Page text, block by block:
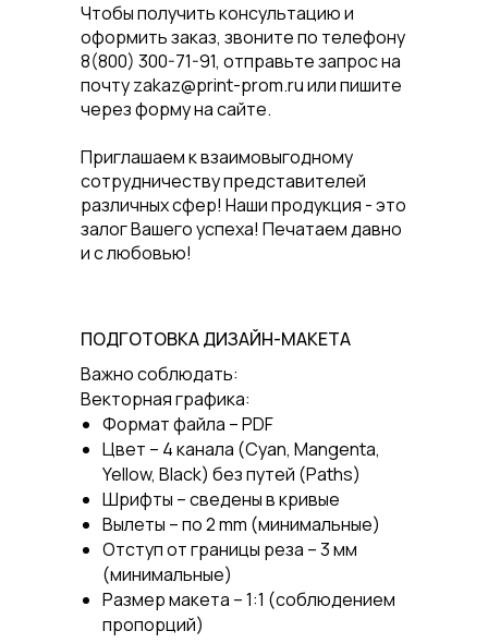
Чтобы получить консультацию и
оформить заказ, звоните по телефону
8(800) 300-71-91, отправьте запрос на
почту zakaz@print-prom.ru или пишите
через форму на сайте.
Приглашаем к взаимовыгодному
сотрудничеству представителей
различных сфер! Наши продукция - это
залог Вашего успеха! Печатаем давно
и с любовью!
ПОДГОТОВКА ДИЗАЙН-МАКЕТА
Важно соблюдать:
Векторная графика:
Формат файла – PDF
Цвет – 4 канала (Cyan, Mangenta,
Yellow, Black) без путей (Paths)
Шрифты – сведены в кривые
Вылеты – по 2 mm (минимальные)
Отступ от границы реза – 3 мм
(минимальные)
Размер макета – 1:1 (соблюдением
пропорций)